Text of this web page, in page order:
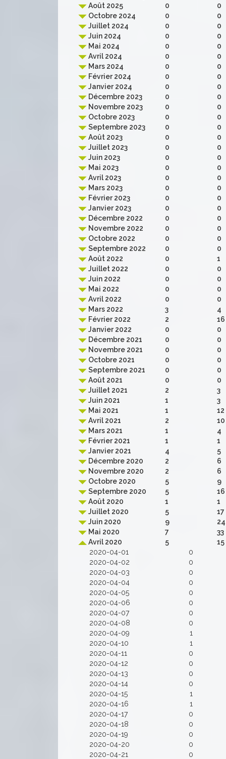
Août 2025
0
0
Octobre 2024
0
0
Juillet 2024
0
0
Juin 2024
0
0
Mai 2024
0
0
Avril 2024
0
0
Mars 2024
0
0
Février 2024
0
0
Janvier 2024
0
0
Décembre 2023
0
0
Novembre 2023
0
0
Octobre 2023
0
0
Septembre 2023
0
0
Août 2023
0
0
Juillet 2023
0
0
Juin 2023
0
0
Mai 2023
0
0
Avril 2023
0
0
Mars 2023
0
0
Février 2023
0
0
Janvier 2023
0
0
Décembre 2022
0
0
Novembre 2022
0
0
Octobre 2022
0
0
Septembre 2022
0
0
Août 2022
0
1
Juillet 2022
0
0
Juin 2022
0
0
Mai 2022
0
0
Avril 2022
0
0
Mars 2022
3
4
Février 2022
2
16
Janvier 2022
0
0
Décembre 2021
0
0
Novembre 2021
0
0
Octobre 2021
0
0
Septembre 2021
0
0
Août 2021
0
0
Juillet 2021
2
3
Juin 2021
1
3
Mai 2021
1
12
Avril 2021
2
10
Mars 2021
1
4
Février 2021
1
1
Janvier 2021
4
5
Décembre 2020
2
6
Novembre 2020
2
6
Octobre 2020
5
9
Septembre 2020
5
16
Août 2020
1
1
Juillet 2020
5
17
Juin 2020
9
24
Mai 2020
7
33
Avril 2020
5
15
2020-04-01
0
2020-04-02
0
2020-04-03
0
2020-04-04
0
2020-04-05
0
2020-04-06
0
2020-04-07
0
2020-04-08
0
2020-04-09
1
2020-04-10
1
2020-04-11
0
2020-04-12
0
2020-04-13
0
2020-04-14
0
2020-04-15
1
2020-04-16
1
2020-04-17
0
2020-04-18
0
2020-04-19
0
2020-04-20
0
2020-04-21
0